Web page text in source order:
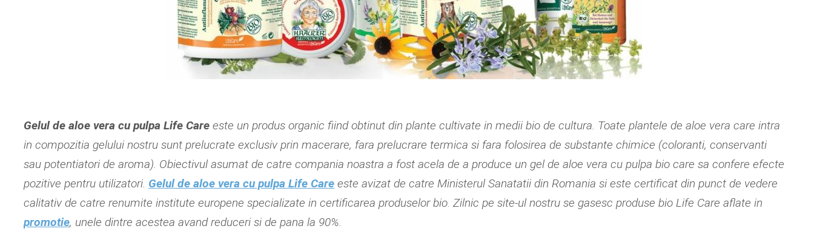
Gelul de aloe vera cu pulpa Life Care este un produs organic fiind obtinut din plante cultivate in medii bio de cultura. Toate plantele de aloe vera care intra
in compozitia gelului nostru sunt prelucrate exclusiv prin macerare, fara prelucrare termica si fara folosirea de substante chimice (coloranti, conservanti
sau potentiatori de aroma). Obiectivul asumat de catre compania noastra a fost acela de a produce un gel de aloe vera cu pulpa bio care sa confere efecte
pozitive pentru utilizatori. Gelul de aloe vera cu pulpa Life Care este avizat de catre Ministerul Sanatatii din Romania si este certificat din punct de vedere
calitativ de catre renumite institute europene specializate in certificarea produselor bio. Zilnic pe site-ul nostru se gasesc produse bio Life Care aflate in
promotie, unele dintre acestea avand reduceri si de pana la 90%.